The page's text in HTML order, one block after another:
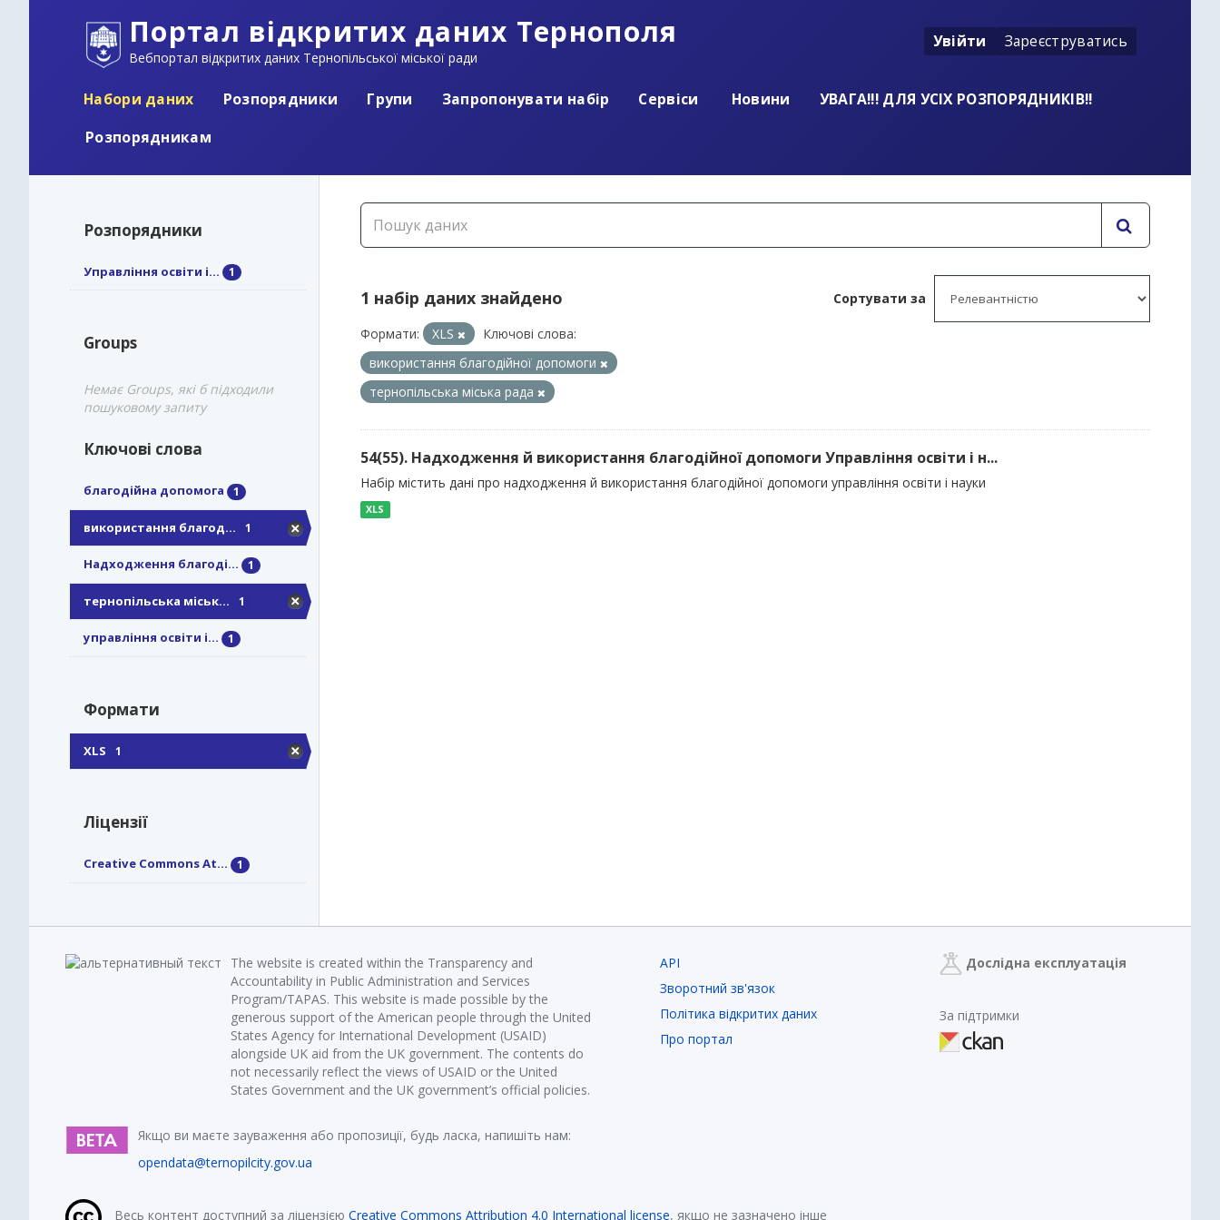
Портал відкритих даних Тернополя
Вебпортал відкритих даних Тернопільської міської ради
Увійти Зареєструватись
Набори даних Розпорядники Групи Запропонувати набір Сервіси Новини
УВАГА!!! ДЛЯ УСІХ РОЗПОРЯДНИКІВ!!
Розпорядникам
Розпорядники
Управління освіти і... 1
Groups
Немає Groups, які б підходили
пошуковому запиту
Ключові слова
благодійна допомога 1
використання благод... 1
Надходження благоді... 1
тернопільська міськ... 1
управління освіти і... 1
Формати
XLS 1
Ліцензії
Creative Commons At... 1
Сортувати за
1 набір даних знайдено
Формати: XLS
Ключові слова:
використання благодійної допомоги
тернопільська міська рада
54(55). Надходження й використання благодійної допомоги Управління освіти і н...
Набір містить дані про надходження й використання благодійної допомоги управління освіти і науки
XLS
The website is created within the Transparency and
Accountability in Public Administration and Services
Program/TAPAS. This website is made possible by the
generous support of the American people through the United
States Agency for International Development (USAID)
alongside UK aid from the UK government. The contents do
not necessarily reflect the views of USAID or the United
States Government and the UK government’s official policies.
Якщо ви маєте зауваження або пропозиції, будь ласка, напишіть нам:
opendata@ternopilcity.gov.ua
API
Зворотний зв'язок
Політика відкритих даних
Про портал
Дослідна експлуатація
За підтримки
Весь контент доступний за ліцензією Creative Commons Attribution 4.0 International license, якщо не зазначено інше